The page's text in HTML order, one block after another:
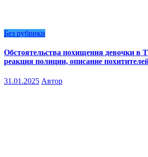
Без рубрики
Обстоятельства похищения девочки в
реакция полиции, описание
31.01.2025 Автор